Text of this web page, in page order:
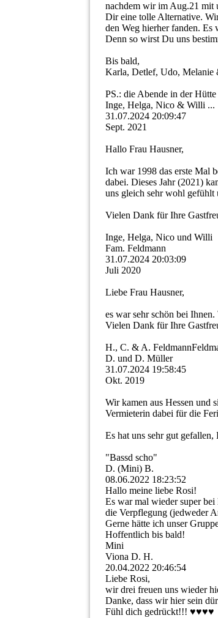
nachdem wir im Aug.21 mit
Dir eine tolle Alternative.
den Weg hierher fanden.
Denn so wirst Du uns
Bis bald,
Karla, Detlef, Udo, Melanie
PS.: die Abende in der
Inge, Helga, Nico & Willi ...
31.07.2024 20:09:47
Sept. 2021
Hallo Frau Hausner,
Ich war 1998 das erste Mal
dabei. Dieses Jahr (2021)
uns gleich sehr wohl gefühlt
Vielen Dank für Ihre
Inge, Helga, Nico und Willi
Fam. Feldmann
31.07.2024 20:03:09
Juli 2020
Liebe Frau Hausner,
es war sehr schön bei
Vielen Dank für Ihre
H., C. & A.
D. und D. Müller
31.07.2024 19:58:45
Okt. 2019
Wir kamen aus Hessen und
Vermieterin dabei für die
Es hat uns sehr gut
"Bassd scho"
D. (Mini) B.
08.06.2022 18:23:52
Hallo meine liebe Rosi!
Es war mal wieder super
die Verpflegung (jedweder
Gerne hätte ich unser
Hoffentlich bis bald!
Mini
Viona D. H.
20.04.2022 20:46:54
Liebe Rosi,
wir drei freuen uns wieder
Danke, dass wir hier sein
Fühl dich gedrückt!!! ♥️♥️♥️♥️